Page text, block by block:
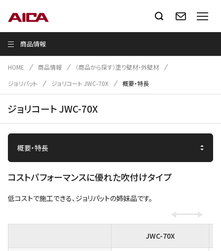
商品情報
HOME 商品情報
（商品から探す）塗り壁材・外壁材
ジョリパット
ジョリコート JWC-70X 概要・特長
ジョリコート JWC-70X
コストパフォーマンスに優れた吹付けタイプ
低コストで施工できる、ジョリパットの姉妹品です。
JWC-70X